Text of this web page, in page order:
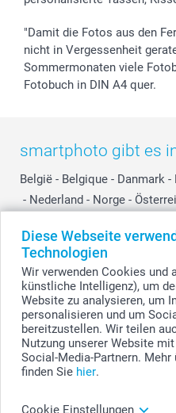
Diese Webseite
Technologien
Wir verwenden Cookies und
künstliche Intelligenz), um
Website zu analysieren, um
personalisieren und um
bereitzustellen. Wir teilen
Nutzung unserer Website
Social-Media-Partnern.
finden Sie hier.
Cookie Einstellungen
smartbonus
"Damit die Fotos aus den
nicht in Vergessenheit
Sommermonaten viele
Fotobuch in DIN A4 quer.
smartphoto gibt es
België - Belgique - Danmark -
- Nederland - Norge -
Other Countries
© smartphoto Group.
Alle Preise verstehen sich in EURO